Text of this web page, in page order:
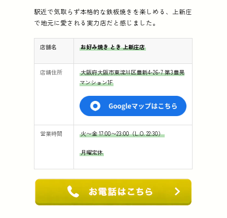
駅近で気取らず本格的な鉄板焼きを楽しめる、上新庄
で地元に愛される実力店だと感じました。
店舗名 お好み焼き とき 上新庄店
店舗住所
大阪府大阪市東淀川区豊新4-26-7 第3豊晃
マンション1F
営業時間 火〜金 17:00〜23:00（L.O. 22:30）
月曜定休